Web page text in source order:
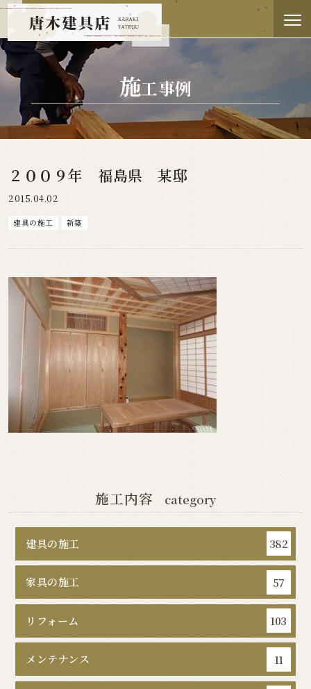
施工事例
２００９年 福島県 某邸
2015.04.02
建具の施工 新築
施工内容 category
建具の施工 382
家具の施工 57
リフォーム 103
メンテナンス 11